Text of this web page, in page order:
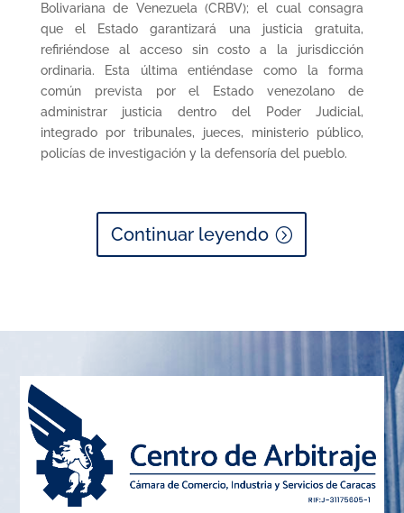
Bolivariana de Venezuela (CRBV); el cual consagra
que el Estado garantizará una justicia gratuita,
refiriéndose al acceso sin costo a la jurisdicción
ordinaria. Esta última entiéndase como la forma
común prevista por el Estado venezolano de
administrar justicia dentro del Poder Judicial,
integrado por tribunales, jueces, ministerio público,
policías de investigación y la defensoría del pueblo.
Continuar leyendo